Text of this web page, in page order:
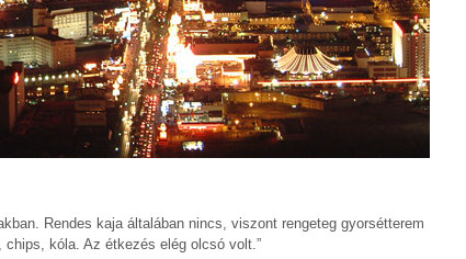
Rendes kaja általában nincs, viszont rengeteg gyorsétterem
kóla. Az étkezés elég olcsó volt.”